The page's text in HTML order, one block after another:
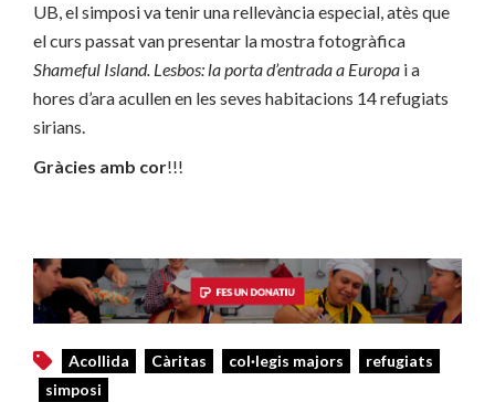
UB, el simposi va tenir una rellevància especial, atès que
el curs passat van presentar la mostra fotogràfica
Shameful Island. Lesbos: la porta d’entrada a Europa i a
hores d’ara acullen en les seves habitacions 14 refugiats
sirians.
Gràcies amb cor!!!
Acollida Càritas col·legis majors
refugiats
simposi